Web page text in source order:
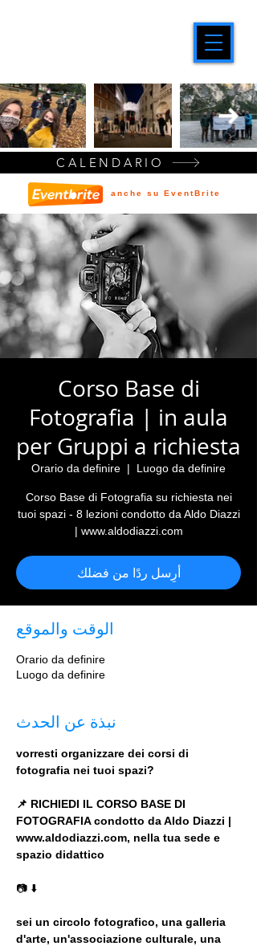
Corso Base di
Fotografia | in aula
per Gruppi a richiesta
Orario da definire
  |
Luogo da definire
Corso Base di Fotografia su richiesta nei
tuoi spazi - 8 lezioni condotto da Aldo Diazzi
| www.aldodiazzi.com
أرِسل ردًا من فضلك
الوقت والموقع
Orario da definire
Luogo da definire
نبذة عن الحدث
vorresti organizzare dei corsi di
fotografia nei tuoi spazi?
📌 RICHIEDI IL CORSO BASE DI
FOTOGRAFIA condotto da Aldo Diazzi |
www.aldodiazzi.com, nella tua sede e
spazio didattico
📷 ⬇️
sei un circolo fotografico, una galleria
d'arte, un'associazione culturale, una
CALENDARIO
anche su EventBrite